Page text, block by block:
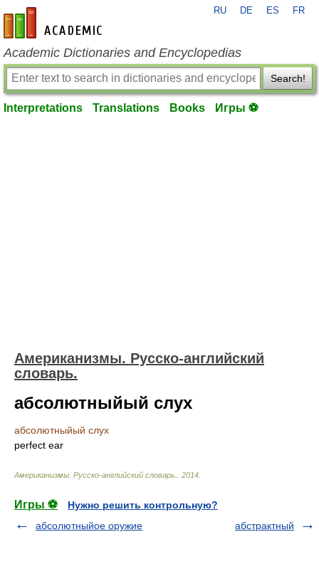
en-academic.com
RU DE ES FR
Academic Dictionaries and Encyclopedias
Search!
Interpretations Translations Books Игры ⚽
Американизмы. Русско-английский
словарь.
абсолютныйый слух
абсолютныйый слух
perfect ear
Американизмы. Русско-английский словарь. 2014
Игры ⚽
Нужно решить контрольную?
абсолютныйое оружие
абстрактный